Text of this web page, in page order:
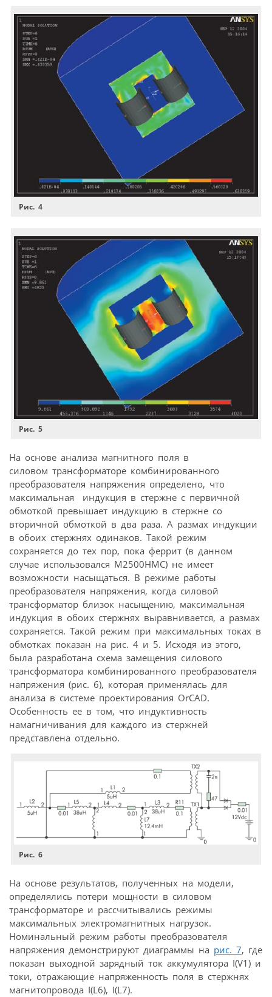
Рис. 4
Рис. 5
На основе анализа магнитного поля в
силовом трансформаторе комбинированного
преобразователя напряжения определено, что
максимальная индукция в стержне с первичной
обмоткой превышает индукцию в стержне со
вторичной обмоткой в два раза. А размах индукции
в обоих стержнях одинаков. Такой режим
сохраняется до тех пор, пока феррит (в данном
случае использовался М2500НМС) не имеет
возможности насыщаться. В режиме работы
преобразователя напряжения, когда силовой
трансформатор близок насыщению, максимальная
индукция в обоих стержнях выравнивается, а размах
сохраняется. Такой режим при максимальных токах в
обмотках показан на рис. 4 и 5. Исходя из этого,
была разработана схема замещения силового
трансформатора комбинированного преобразователя
напряжения (рис. 6), которая применялась для
анализа в системе проектирования OrCAD.
Особенность ее в том, что индуктивность
намагничивания для каждого из стержней
представлена отдельно.
Рис. 6
На основе результатов, полученных на модели,
определялись потери мощности в силовом
трансформаторе и рассчитывались режимы
максимальных электромагнитных нагрузок.
Номинальный режим работы преобразователя
напряжения демонстрируют диаграммы на рис. 7, где
показан выходной зарядный ток аккумулятора I(V1) и
токи, отражающие напряженность поля в стержнях
магнитопровода I(L6), I(L7).